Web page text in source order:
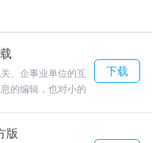
就是一键式安装，过程如
、企事业单位的互
的编辑，也对小的
欢迎来合众软件园
下载
版